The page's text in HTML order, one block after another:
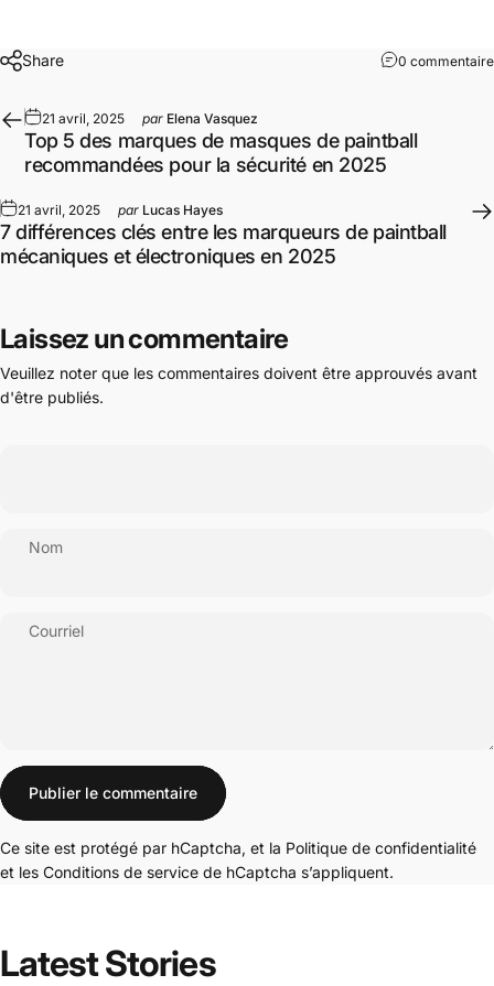
Share 0 commentaire
21 avril, 2025 par Elena Vasquez
Top 5 des marques de masques de paintball
recommandées pour la sécurité en 2025
21 avril, 2025 par Lucas Hayes
7 différences clés entre les marqueurs de paintball
mécaniques et électroniques en 2025
Laissez un commentaire
Veuillez noter que les commentaires doivent être approuvés avant
d'être publiés.
Nom
Courriel
Message
Publier le commentaire
Ce site est protégé par hCaptcha, et la Politique de confidentialité
et les Conditions de service de hCaptcha s’appliquent.
LatestStories